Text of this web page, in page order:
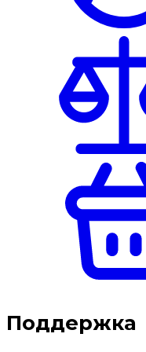
Поддержка